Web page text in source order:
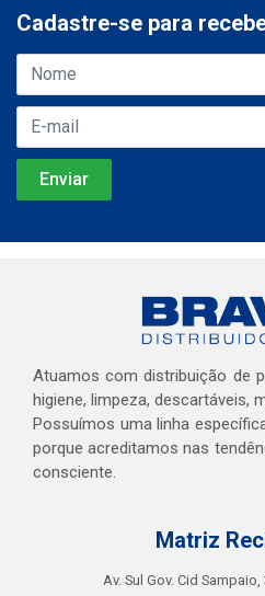
Cadastre-se para
Atuamos com distribuição de
higiene, limpeza, descartáveis,
Possuímos uma linha
porque acreditamos nas
consciente.
Matriz
Av. Sul Gov. Cid